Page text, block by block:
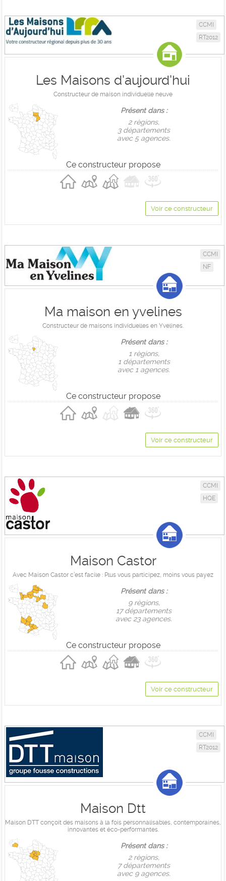
CCMI
RT2012
Les Maisons d'aujourd'hui
Constructeur de maison individuelle neuve
Présent dans :
2 règions,
3 départements
avec 5 agences.
Ce constructeur propose
Voir ce constructeur
CCMI
NF
Ma maison en yvelines
Constructeur de maisons individuelles en Yvelines.
Présent dans :
1 règions,
1 départements
avec 1 agences.
Ce constructeur propose
Voir ce constructeur
CCMI
HQE
Maison Castor
Avec Maison Castor c’est facile : Plus vous participez, moins vous payez
Présent dans :
9 règions,
17 départements
avec 23 agences.
Ce constructeur propose
Voir ce constructeur
CCMI
RT2012
Maison Dtt
Maison DTT conçoit des maisons à la fois personnalisables, contemporaines,
innovantes et éco-performantes.
Présent dans :
2 règions,
7 départements
avec 9 agences.